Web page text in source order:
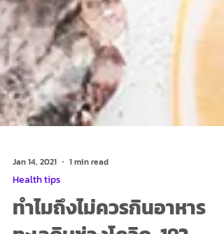
Jan 14, 2021 1 min read